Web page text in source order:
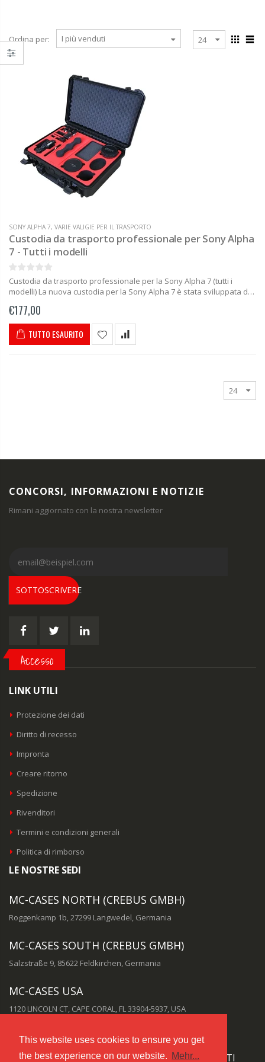
This website uses cookies to ensure you get
the best experience on our website. Mehr...
Ordina per:
SONY ALPHA 7, VARIE VALIGIE PER IL TRASPORTO
Custodia da trasporto professionale per Sony Alpha
7 - Tutti i modelli
Custodia da trasporto professionale per la Sony Alpha 7 (tutti i
modelli) La nuova custodia per la Sony Alpha 7 è stata sviluppata da
€177,00
TUTTO ESAURITO
CONCORSI, INFORMAZIONI E NOTIZIE
Rimani aggiornato con la nostra newsletter
SOTTOSCRIVERE
Accesso
LINK UTILI
Protezione dei dati
Diritto di recesso
Impronta
Creare ritorno
Spedizione
Rivenditori
Termini e condizioni generali
Politica di rimborso
LE NOSTRE SEDI
MC-CASES NORTH (CREBUS GMBH)
Roggenkamp 1b, 27299 Langwedel, Germania
MC-CASES SOUTH (CREBUS GMBH)
Salzstraße 9, 85622 Feldkirchen, Germania
MC-CASES USA
1120 LINCOLN CT, CAPE CORAL, FL 33904-5937, USA
PUOI RAGGIUNGERE IL NOSTRO SERVIZIO CLIENTI